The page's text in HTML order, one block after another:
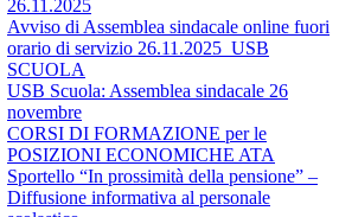
26.11.2025
Avviso di Assemblea sindacale online fuori
orario di servizio 26.11.2025_USB
SCUOLA
USB Scuola: Assemblea sindacale 26
novembre
CORSI DI FORMAZIONE per le
POSIZIONI ECONOMICHE ATA
Sportello “In prossimità della pensione” –
Diffusione informativa al personale